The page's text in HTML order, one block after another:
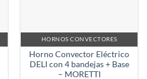
HORNOS CONVECTORES
Horno Convector Eléctrico
DELI con 4 bandejas + Base
– MORETTI